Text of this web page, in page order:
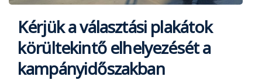
Kérjük a választási plakátok
körültekintő elhelyezését a
kampányidőszakban